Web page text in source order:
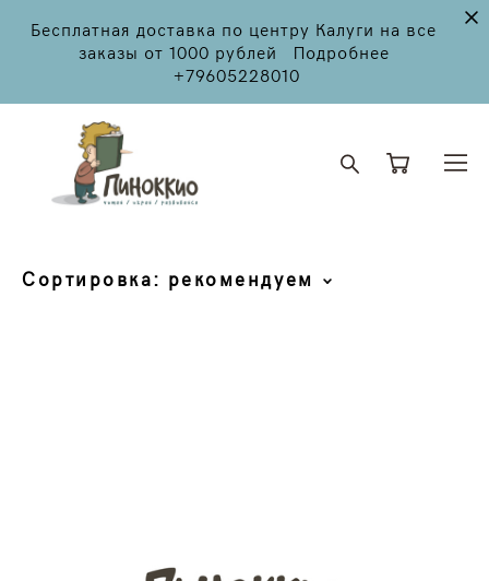
Бесплатная доставка по центру Калуги на все
заказы от 1000 рублей Подробнее
+79605228010
Сортировка: рекомендуем